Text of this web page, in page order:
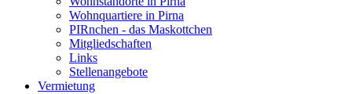
Wohnquartiere in Pirna
PIRnchen - das Maskottchen
Mitgliedschaften
Links
Stellenangebote
Vermietung